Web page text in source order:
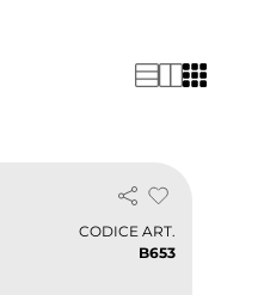
CODICE ART.
B653